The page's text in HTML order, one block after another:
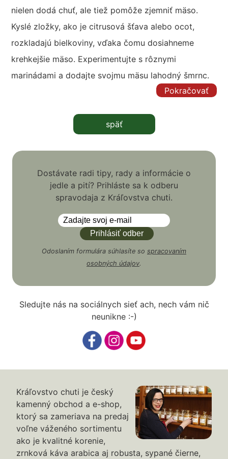
nielen dodá chuť, ale tiež pomôže zjemniť mäso.
Kyslé zložky, ako je citrusová šťava alebo ocot,
rozkladajú bielkoviny, vďaka čomu dosiahneme
krehkejšie mäso. Experimentujte s rôznymi
marinádami a dodajte svojmu mäsu lahodný šmrnc.
Pokračovať
späť
Dostávate radi tipy, rady a informácie o
jedle a pití? Prihláste sa k odberu
spravodaja z Kráľovstva chuti.
Odoslaním formulára súhlasíte so spracovaním
osobných údajov.
Sledujte nás na sociálnych sieť ach, nech vám nič
neunikne :-)
Kráľovstvo chuti je český
kamenný obchod a e-shop,
ktorý sa zameriava na predaj
voľne váženého sortimentu
ako je kvalitné korenie,
zrnková káva arabica aj robusta, sypané čierne,